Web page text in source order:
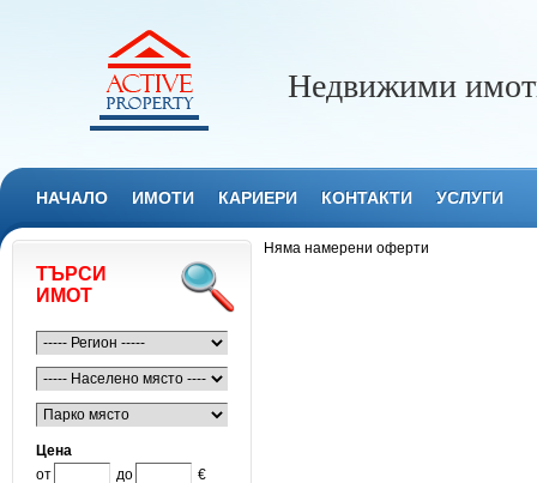
Недвижими
НАЧАЛО ИМОТИ КАРИЕРИ КОНТАКТИ УСЛУГИ
Няма намерени оферти
ТЪРСИ
ИМОТ
Цена
от
до €